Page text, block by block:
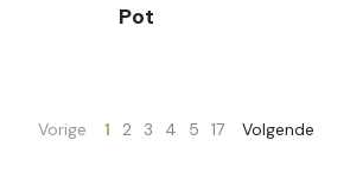
Pot
Vorige 1 2 3 4 5 17 Volgende